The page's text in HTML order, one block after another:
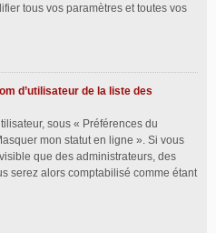
tous vos paramètres et toutes vos
d’utilisateur de la liste des
sous « Préférences du
mon statut en ligne ». Si vous
que des administrateurs, des
serez alors comptabilisé comme étant